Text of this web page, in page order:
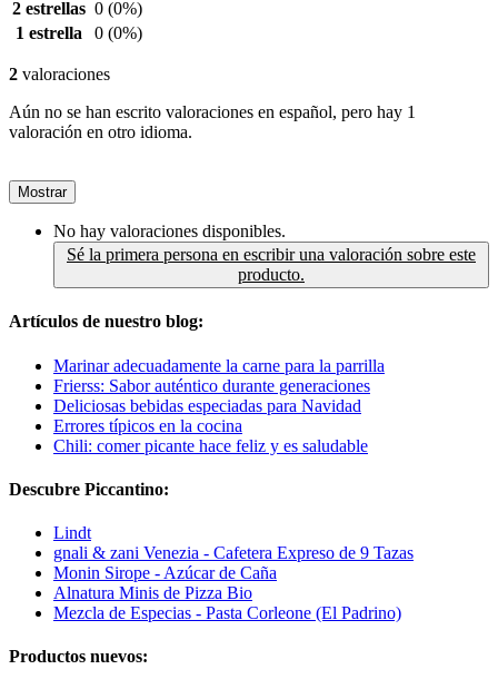
2 estrellas 0 (0%)
1 estrella
0 (0%)
2 valoraciones
Aún no se han escrito valoraciones en español, pero hay 1
valoración en otro idioma.
Mostrar
No hay valoraciones disponibles.
Sé la primera persona en escribir una valoración sobre este
producto.
Artículos de nuestro blog:
Marinar adecuadamente la carne para la parrilla
Frierss: Sabor auténtico durante generaciones
Deliciosas bebidas especiadas para Navidad
Errores típicos en la cocina
Chili: comer picante hace feliz y es saludable
Descubre Piccantino:
Lindt
gnali & zani Venezia - Cafetera Expreso de 9 Tazas
Monin Sirope - Azúcar de Caña
Alnatura Minis de Pizza Bio
Mezcla de Especias - Pasta Corleone (El Padrino)
Productos nuevos: